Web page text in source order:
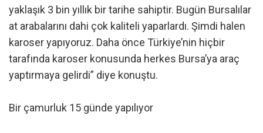
yaklaşık 3 bin yıllık bir tarihe sahiptir. Bugün Bursalılar
at arabalarını dahi çok kaliteli yaparlardı. Şimdi halen
karoser yapıyoruz. Daha önce Türkiye’nin hiçbir
tarafında karoser konusunda herkes Bursa’ya araç
yaptırmaya gelirdi” diye konuştu.
Bir çamurluk 15 günde yapılıyor